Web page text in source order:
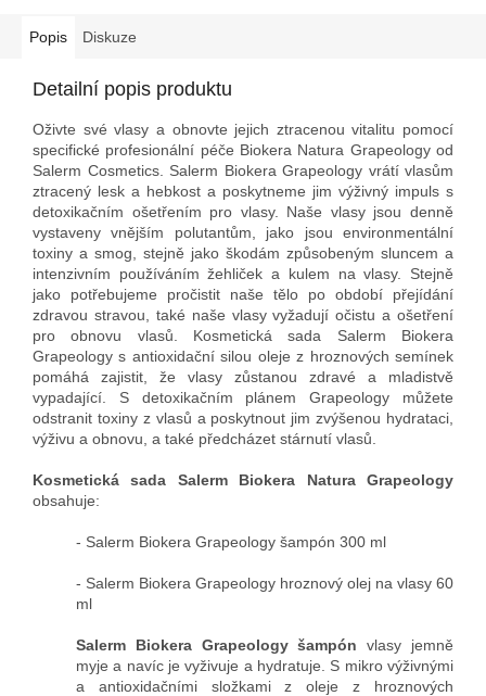
Popis Diskuze
Detailní popis produktu
Oživte své vlasy a obnovte jejich ztracenou vitalitu pomocí
specifické profesionální péče Biokera Natura Grapeology od
Salerm Cosmetics. Salerm Biokera Grapeology vrátí vlasům
ztracený lesk a hebkost a poskytneme jim výživný impuls s
detoxikačním ošetřením pro vlasy. Naše vlasy jsou denně
vystaveny vnějším polutantům, jako jsou environmentální
toxiny a smog, stejně jako škodám způsobeným sluncem a
intenzivním používáním žehliček a kulem na vlasy. Stejně
jako potřebujeme pročistit naše tělo po období přejídání
zdravou stravou, také naše vlasy vyžadují očistu a ošetření
pro obnovu vlasů. Kosmetická sada Salerm Biokera
Grapeology s antioxidační silou oleje z hroznových semínek
pomáhá zajistit, že vlasy zůstanou zdravé a mladistvě
vypadající. S detoxikačním plánem Grapeology můžete
odstranit toxiny z vlasů a poskytnout jim zvýšenou hydrataci,
výživu a obnovu, a také předcházet stárnutí vlasů.
Kosmetická sada Salerm Biokera Natura Grapeology
obsahuje:
- Salerm Biokera Grapeology šampón 300 ml
- Salerm Biokera Grapeology hroznový olej na vlasy 60
ml
Salerm Biokera Grapeology šampón vlasy jemně
myje a navíc je vyživuje a hydratuje. S mikro výživnými
a antioxidačními složkami z oleje z hroznových